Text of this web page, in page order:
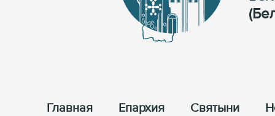
Главная Епархия Cвятыни